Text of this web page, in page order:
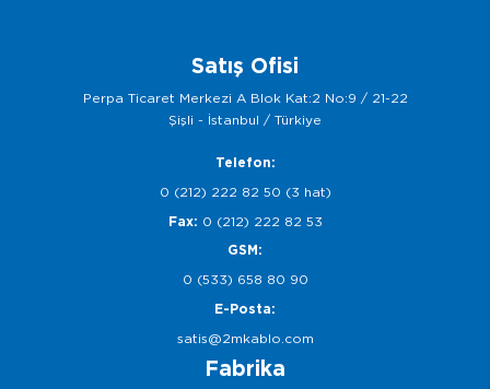
Satış Ofisi
Perpa Ticaret Merkezi A Blok Kat:2 No:9 / 21-22
Şişli - İstanbul / Türkiye
Telefon:
0 (212) 222 82 50 (3 hat)
Fax: 0 (212) 222 82 53
GSM:
0 (533) 658 80 90
E-Posta:
satis@2mkablo.com
Fabrika